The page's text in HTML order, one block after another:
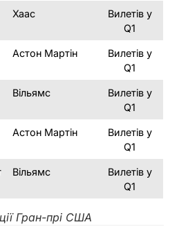
Хаас
Вилетів у
Q1
Астон Мартін
Вилетів у
Q1
Вільямс
Вилетів у
Q1
Астон Мартін
Вилетів у
Q1
Вільямс
Вилетів у
Q1
Гран-прі США